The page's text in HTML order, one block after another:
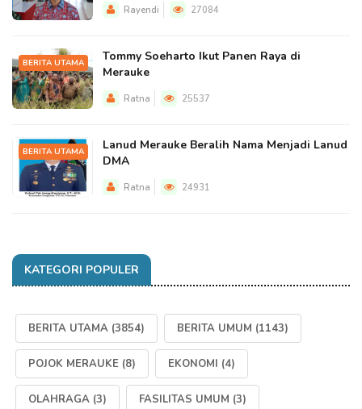
Rayendi 27084
BERITA UTAMA
Tommy Soeharto Ikut Panen Raya di
Merauke
Ratna 25537
BERITA UTAMA
Lanud Merauke Beralih Nama Menjadi Lanud
DMA
Ratna 24931
KATEGORI POPULER
BERITA UTAMA (3854) BERITA UMUM (1143)
POJOK MERAUKE (8) EKONOMI (4)
OLAHRAGA (3) FASILITAS UMUM (3)